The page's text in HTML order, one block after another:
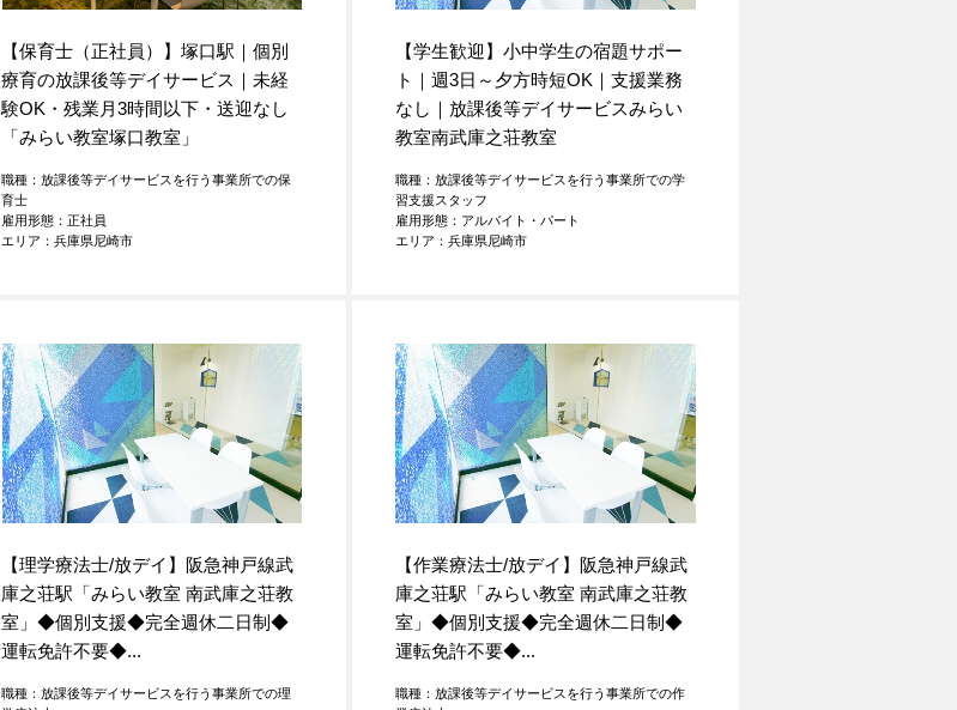
【保育士（正社員）】塚口駅｜個別
療育の放課後等デイサービス｜未経
験OK・残業月3時間以下・送迎なし
「みらい教室塚口教室」
職種：放課後等デイサービスを行う事業所での保
育士
雇用形態：正社員
エリア：兵庫県尼崎市
【学生歓迎】小中学生の宿題サポー
ト｜週3日～夕方時短OK｜支援業務
なし｜放課後等デイサービスみらい
教室南武庫之荘教室
職種：放課後等デイサービスを行う事業所での学
習支援スタッフ
雇用形態：アルバイト・パート
エリア：兵庫県尼崎市
【理学療法士/放デイ】阪急神戸線武
庫之荘駅「みらい教室 南武庫之荘教
室」◆個別支援◆完全週休二日制◆
運転免許不要◆...
職種：放課後等デイサービスを行う事業所での理
【作業療法士/放デイ】阪急神戸線武
庫之荘駅「みらい教室 南武庫之荘教
室」◆個別支援◆完全週休二日制◆
運転免許不要◆...
職種：放課後等デイサービスを行う事業所での作